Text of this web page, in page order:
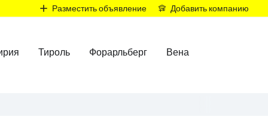
Разместить объявление Добавить компанию
Тироль Форарльберг Вена